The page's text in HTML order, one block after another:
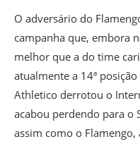
O adversário do
campanha que, embora
melhor que a do time
atualmente a 14ª
Athletico derrotou o
acabou perdendo para o
assim como o